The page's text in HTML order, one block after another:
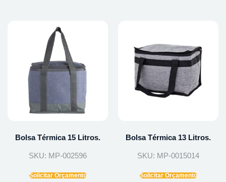
Bolsa Térmica 15 Litros.
SKU: MP-002596
Solicitar Orçamento
Bolsa Térmica 13 Litros.
SKU: MP-0015014
Solicitar Orçamento